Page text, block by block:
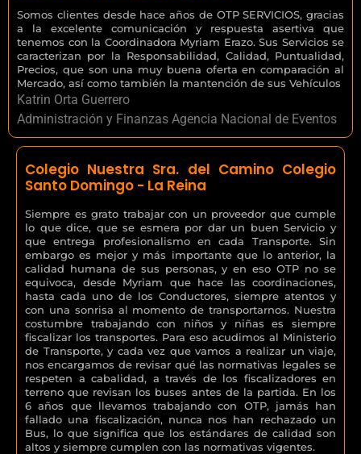
Somos clientes desde hace años de OTP SERVICIOS, gracias
a la excelente comunicación y respuesta asertiva que
tenemos con la Coordinadora Myriam Erazo. Sus Servicios se
caracterizan por la Responsabilidad, Calidad, Puntualidad,
Precios, que son una muy buena oferta en comparación al
Mercado, así como también la mantención de sus Vehículos
Katrin Orta Guerrero
Administración y Finanzas Agencia Nacional de Eventos
Colegio Nuestra Sra. del Camino Colegio
Santo Domingo - La Reina
Siempre es grato trabajar con un proveedor que cumple
lo que dice, que se esmera por dar un buen Servicio y
que entrega profesionalismo en cada Transporte. Sin
embargo es mejor y más importante que lo anterior, la
calidad humana de sus personas, y en eso OTP no se
equivoca, desde Myriam que hace las coordinaciones,
hasta cada uno de los Conductores, siempre atentos y
con una sonrisa al momento de transportarnos. Nuestra
costumbre trabajando con niños y niñas es siempre
fiscalizar los transportes. Para eso acudimos al Ministerio
de Transporte, y cada vez que vamos a realizar un viaje,
nos encargamos de revisar qué las normativas legales se
respeten a cabalidad, a través de los fiscalizadores en
terreno que revisan los buses antes de la partida. En los
6 años que llevamos trabajando con OTP, jamás han
fallado una fiscalización, nunca nos han rechazado un
Bus, lo que significa que los estándares de calidad son
altos y siempre cumplen con las normativas vigentes.